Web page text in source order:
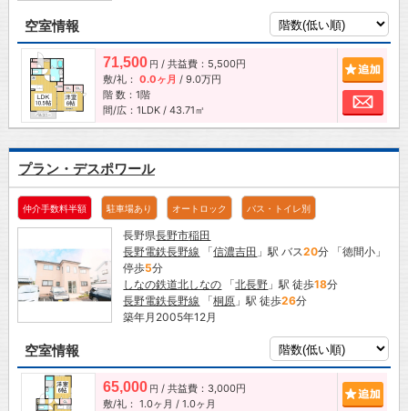
空室情報
71,500 円 / 共益費：5,500円
敷/礼： 0.0ヶ月 / 9.0万円
階 数：1階
間/広：1LDK / 43.71㎡
お
プラン・デスポワール
仲介手数料半額 駐車場あり オートロック バス・トイレ別
長野県長野市稲田
長野電鉄長野線 「信濃吉田 」駅 バス20分 「徳間小」
停歩5分
しなの鉄道北しなの 「北長野 」駅 徒歩18分
長野電鉄長野線 「桐原 」駅 徒歩26分
築年月2005年12月
空室情報
65,000 円 / 共益費：3,000円
敷/礼： 1.0ヶ月 / 1.0ヶ月